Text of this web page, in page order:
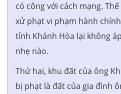
có công với cách mạng.
xử phạt vi phạm hành
tỉnh Khánh Hòa lại không
nhẹ nào.
Thứ hai, khu đất của ông
bị phạt là đất của gia đình